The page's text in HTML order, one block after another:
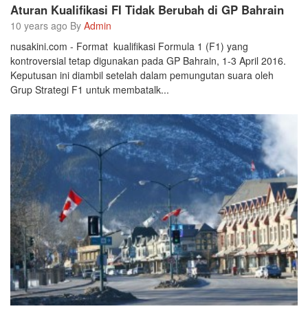
Aturan Kualifikasi FI Tidak Berubah di GP Bahrain
10 years ago By Admin
nusakini.com - Format kualifikasi Formula 1 (F1) yang
kontroversial tetap digunakan pada GP Bahrain, 1-3 April 2016.
Keputusan ini diambil setelah dalam pemungutan suara oleh
Grup Strategi F1 untuk membatalk...